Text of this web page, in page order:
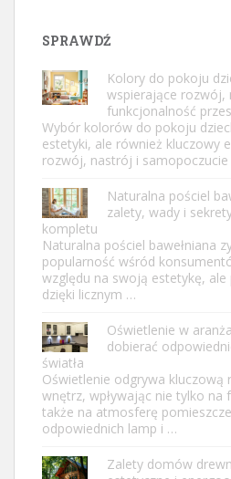
SPRAWDŹ
Kolory do pokoju
wspierające rozwój,
funkcjonalność
Wybór kolorów do pokoju
estetyki, ale również kluczowy
rozwój, nastrój i samopoczucie
Naturalna pościel
zalety, wady i
kompletu
Naturalna pościel bawełniana
popularność wśród
względu na swoją estetykę, ale
dzięki licznym …
Oświetlenie w
dobierać
światła
Oświetlenie odgrywa kluczową
wnętrz, wpływając nie tylko na
także na atmosferę
odpowiednich lamp i …
Zalety domów